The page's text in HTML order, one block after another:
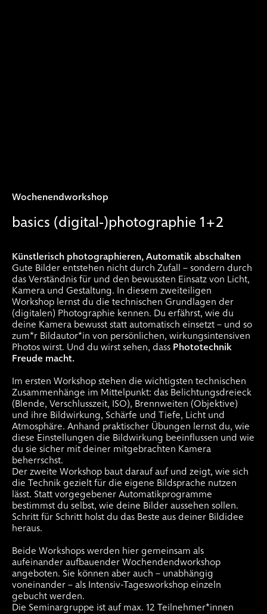
Wochenendworkshop
basics (digital-)photographie 1+2
Künstlerisch photographieren, Automatik abschalten
Gute Bilder entstehen nicht durch Zufall – sondern durch
das Verständnis für und den bewussten Einsatz von Licht,
Kamera und Gestaltung. In diesem zweiteiligen
Workshop lernst du die technischen Grundlagen der
(digitalen) Photographie kennen. Du erfährst, wie du
deine Kamera bewusst statt automatisch einsetzt – und so
zum*r Bildautor*in von persönlichen, wirkungsintensiven
Photos wirst. Und du wirst sehen, dass Phototechnik
Freude macht.
Im ersten Workshop stehen die wichtigsten technischen
Zusammenhänge im Mittelpunkt: das Belichtungsdreieck
(Blende, Verschlusszeit, ISO), Brennweiten (Objektive)
und ihre Bildwirkung, Schärfe und Tiefe, Licht und
Atmosphäre. Anhand praktischer Übungen lernst du, wie
diese Einstellungen die Bildwirkung beeinflussen und wie
du sie sicher mit deiner mitgebrachten Kamera
beherrschst.
Der zweite Workshop baut darauf auf und zeigt, wie sich
die Technik gezielt für die eigene Bildsprache nutzen
lässt. Statt vorgegebener Automatikprogramme
bestimmst du selbst, wie deine Bilder aussehen sollen.
Schritt für Schritt holst du das Beste aus deiner Bildidee
heraus.
Beide Workshops werden hier gemeinsam als
aufeinander aufbauender Wochendendworkshop
angeboten. Sie können aber auch – unabhängig
voneinander – als Intensiv-Tagesworkshop einzeln
gebucht werden.
Die Seminargruppe ist auf max. 12 Teilnehmer*innen